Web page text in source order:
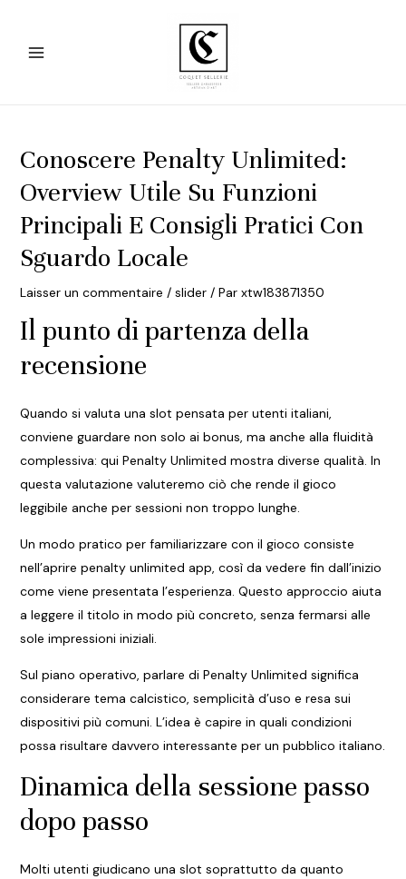
contenu
Conoscere Penalty Unlimited:
Overview Utile Su Funzioni
Principali E Consigli Pratici Con
Sguardo Locale
Laisser un commentaire / slider/ Par xtw183871350
Il punto di partenza della
recensione
Quando si valuta una slot pensata per utenti italiani,
conviene guardare non solo ai bonus, ma anche alla fluidità
complessiva: qui Penalty Unlimited mostra diverse qualità. In
questa valutazione valuteremo ciò che rende il gioco
leggibile anche per sessioni non troppo lunghe.
Un modo pratico per familiarizzare con il gioco consiste
nell’aprire penalty unlimited app, così da vedere fin dall’inizio
come viene presentata l’esperienza. Questo approccio aiuta
a leggere il titolo in modo più concreto, senza fermarsi alle
sole impressioni iniziali.
Sul piano operativo, parlare di Penalty Unlimited significa
considerare tema calcistico, semplicità d’uso e resa sui
dispositivi più comuni. L’idea è capire in quali condizioni
possa risultare davvero interessante per un pubblico italiano.
Dinamica della sessione passo
dopo passo
Molti utenti giudicano una slot soprattutto da quanto